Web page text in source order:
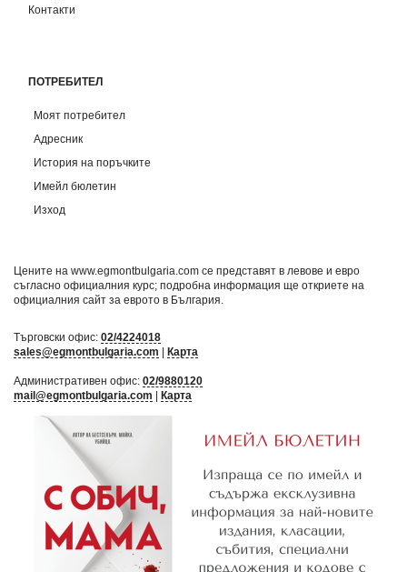
Контакти
ПОТРЕБИТЕЛ
Моят потребител
Адресник
История на поръчките
Имейл бюлетин
Изход
Цените на www.egmontbulgaria.com се представят в левове и евро
съгласно официалния курс; подробна информация ще откриете на
официалния сайт за еврото в България
Търговски офис: 02/4224018
sales@egmontbulgaria.com | Карта
Административен офис: 02/9880120
mail@egmontbulgaria.com | Карта